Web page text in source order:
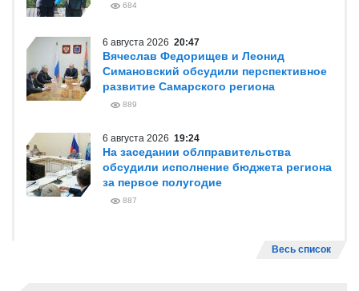
684
6 августа 2026 20:47
Вячеслав Федорищев и Леонид
Симановский обсудили перспективное
развитие Самарского региона
889
6 августа 2026 19:24
На заседании облправительства
обсудили исполнение бюджета региона
за первое полугодие
887
Весь список